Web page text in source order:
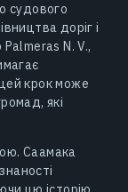
судового
доріг і
N. V.,
цей крок може
які
Саамака